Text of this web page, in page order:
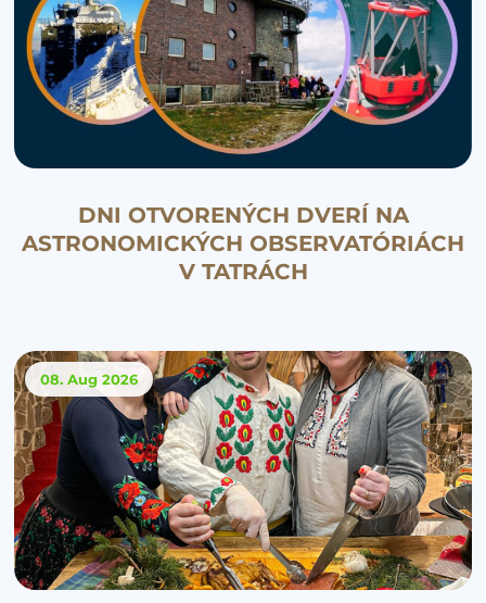
DNI OTVORENÝCH DVERÍ NA
ASTRONOMICKÝCH OBSERVATÓRIÁCH
V TATRÁCH
08. Aug 2026